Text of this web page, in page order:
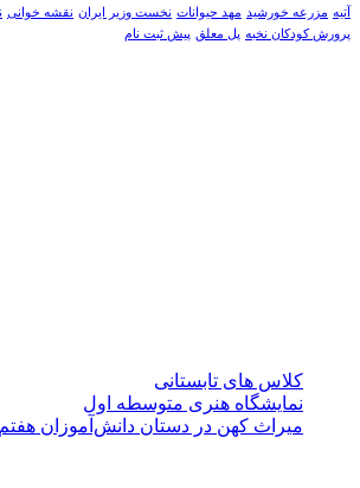
آتیه مزرعه خورشید مهد حیوانات نخست وزیر ایران نقشه خوانی
پرورش کودکان نخبه پل معلق پیش ثبت نام
کلاس های تابستانی
نمایشگاه هنری متوسطه اول
میراث کهن در دستان دانش‌آموزان هفتم